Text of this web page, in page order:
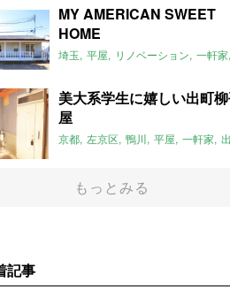
MY AMERICAN SWEET
HOME
埼玉 平屋 リノベーション 一軒家
美大系学生に嬉しい出町
屋
京都 左京区 鴨川 平屋 一軒家 出町柳駅
もっとみる
記事